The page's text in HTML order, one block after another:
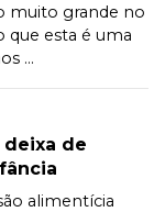
muito grande no
que esta é uma
...
deixa de
alimentícia